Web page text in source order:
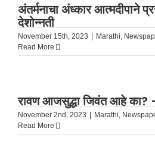
अंतर्मनाचा अंध्कार आत्मदीपाने
देशोन्नती
November 15th, 2023 Marathi,
Read More
रावण आजसुद्धा जिवंत आहे का?
November 2nd, 2023 Marathi,
Read More